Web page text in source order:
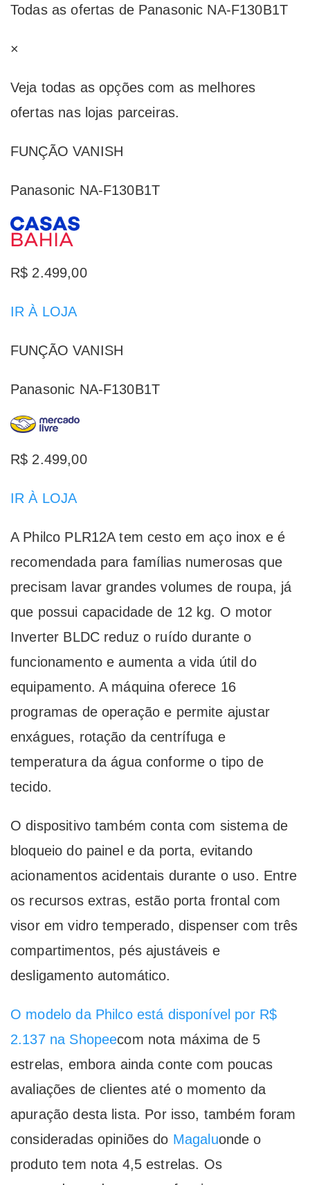
Todas as ofertas de Panasonic NA-F130B1T
×
Veja todas as opções com as melhores
ofertas nas lojas parceiras.
FUNÇÃO VANISH
Panasonic NA-F130B1T
R$ 2.499,00
IR À LOJA
FUNÇÃO VANISH
Panasonic NA-F130B1T
R$ 2.499,00
IR À LOJA
A Philco PLR12A tem cesto em aço inox e é
recomendada para famílias numerosas que
precisam lavar grandes volumes de roupa, já
que possui capacidade de 12 kg. O motor
Inverter BLDC reduz o ruído durante o
funcionamento e aumenta a vida útil do
equipamento. A máquina oferece 16
programas de operação e permite ajustar
enxágues, rotação da centrífuga e
temperatura da água conforme o tipo de
tecido.
O dispositivo também conta com sistema de
bloqueio do painel e da porta, evitando
acionamentos acidentais durante o uso. Entre
os recursos extras, estão porta frontal com
visor em vidro temperado, dispenser com três
compartimentos, pés ajustáveis e
desligamento automático.
O modelo da Philco está disponível por R$
2.137 na Shopeecom nota máxima de 5
estrelas, embora ainda conte com poucas
avaliações de clientes até o momento da
apuração desta lista. Por isso, também foram
consideradas opiniões do Magaluonde o
produto tem nota 4,5 estrelas. Os